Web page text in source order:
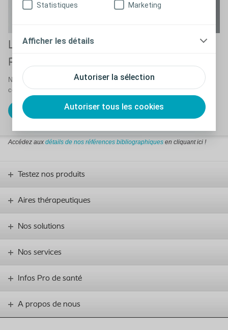
Autoriser la sélection
Autoriser tous les cookies
Statistiques Marketing
Afficher les détails
Le système d'irrigation transanale
Peristeen Plus
Nous avons conçu une solution contre l’incontinence fécale et/ou la
constipation chronique.
Découvrez Peristeen ®Plus
Accédez aux détails de nos références bibliographiques en cliquant ici !
Testez nos produits
Aires thérapeutiques
Nos solutions
Nos services
Infos Pro de santé
A propos de nous